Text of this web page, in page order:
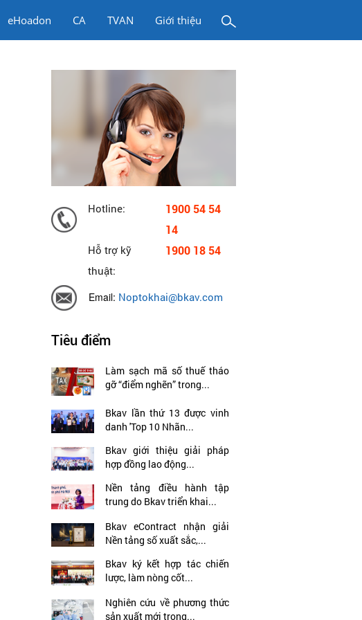
Giới thiệu
TVAN
CA
eHoadon
Hotline:
1900 54 54
14
Hỗ trợ kỹ
thuật:
1900 18 54
Email: Noptokhai@bkav.com
Tiêu điểm
Làm sạch mã số thuế tháo
gỡ “điểm nghẽn” trong...
Bkav lần thứ 13 được vinh
danh 'Top 10 Nhãn...
Bkav giới thiệu giải pháp
hợp đồng lao động...
Nền tảng điều hành tập
trung do Bkav triển khai...
Bkav eContract nhận giải
Nền tảng số xuất sắc,...
Bkav ký kết hợp tác chiến
lược, làm nòng cốt...
Nghiên cứu về phương thức
sản xuất mới trong...